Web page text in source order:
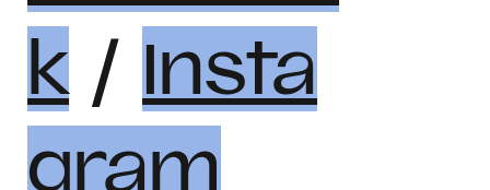
k / Insta
gram